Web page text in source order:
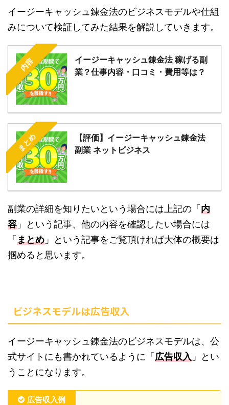
イージーキャッシュ錬金法のビジネスモデルや仕組
みについて検証してみた結果を解説していきます。
内容
イージーキャッシュ錬金法 稼げる副
業？仕事内容・口コミ・費用等は？
まとめ
【評価】イージーキャッシュ錬金法
副業 ネットビジネス
副業の詳細を知りたいという場合には上記の「内
容 」という記事、他の内容を確認したい場合には
「まとめ 」という記事をご覧頂ければ大体の概要は
掴めると思います。
ビジネスモデルは広告収入
イージーキャッシュ錬金法のビジネスモデルは、公
式サイトにも書かれているように「広告収入 」とい
うことになります。
広告収入例